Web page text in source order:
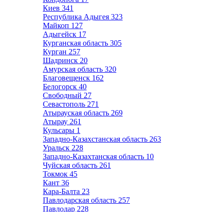
Киев 341
Республика Адыгея 323
Майкоп 127
Адыгейск 17
Курганская область 305
Курган 257
Шадринск 20
Амурская область 320
Благовещенск 162
Белогорск 40
Свободный 27
Севастополь 271
Атырауская область 269
Атырау 261
Кульсары 1
Западно-Казахстанская область 263
Уральск 228
Западно-Казахтанская область 10
Чуйская область 261
Токмок 45
Кант 36
Кара-Балта 23
Павлодарская область 257
Павлодар 228